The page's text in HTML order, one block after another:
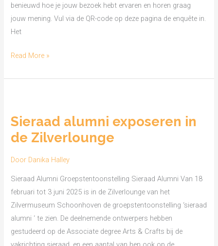
benieuwd hoe je jouw bezoek hebt ervaren en horen graag
jouw mening. Vul via de QR-code op deze pagina de enquête in.
Het
Read More »
Sieraad alumni exposeren in
de Zilverlounge
Door Danika Halley
Sieraad Alumni Groepstentoonstelling Sieraad Alumni Van 18
februari tot 3 juni 2025 is in de Zilverlounge van het
Zilvermuseum Schoonhoven de groepstentoonstelling ‘sieraad
alumni ‘ te zien. De deelnemende ontwerpers hebben
gestudeerd op de Associate degree Arts & Crafts bij de
exposeren
in
Zilverlounge